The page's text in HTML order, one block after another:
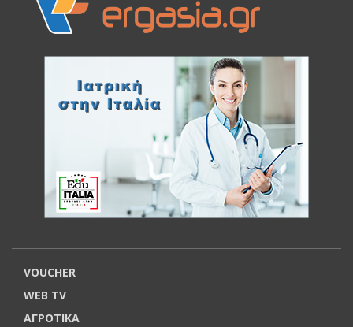
VOUCHER
WEB TV
ΑΓΡΟΤΙΚΑ